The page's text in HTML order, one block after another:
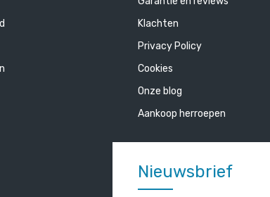
Nieuwsbrief
Klachten
Privacy Policy
Cookies
Onze blog
Aankoop herroepen